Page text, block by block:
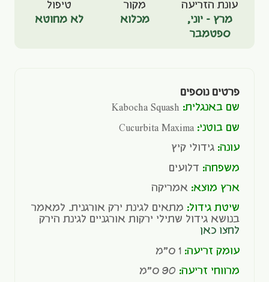
עונת הזריעה
מרץ - יוני,
ספטמבר
מקור
מכלוא
טיפול
לא מחוטא
פרטים נוספים
שם באנגלית:
שם בוטני: Cucurbita Maxima
עונה: גידולי קיץ
משפחה: דלועים
ארץ מוצא: אמריקה
שיטת גידול: מתאים לגינת ירק אורגנית. למאמר
בנושא גידול שתילי ירקות אורגניים לגינת הירק
לחצו כאן
עומק זריעה:
מרווחי זריעה: